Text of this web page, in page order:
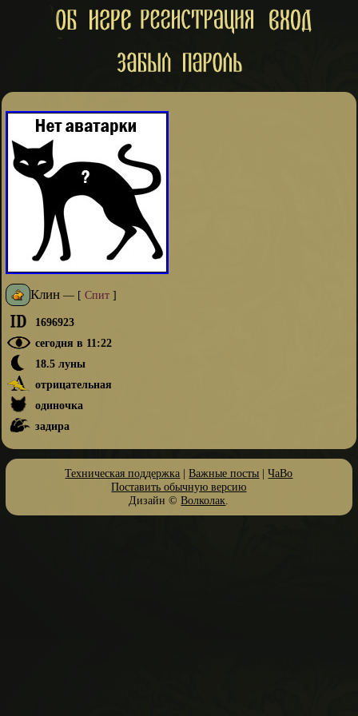
Клин— [ Спит]
1696923
сегодня в 11:22
18.5 луны
отрицательная
одиночка
задира
Техническая поддержка |Важные посты |ЧаВо
Поставить обычную версию
Дизайн ©Волколак